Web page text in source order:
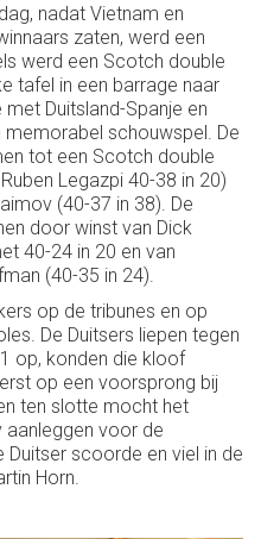
nadat Vietnam en
zaten, werd een
werd een Scotch double
tafel in een barrage naar
Duitsland-Spanje en
schouwspel. De
tot een Scotch double
Legazpi 40-38 in 20)
(40-37 in 38). De
door winst van Dick
40-24 in 20 en van
(40-35 in 24).
op de tribunes en op
De Duitsers liepen tegen
op, konden die kloof
op een voorsprong bij
ten slotte mocht het
voor de
scoorde en viel in de
Horn.